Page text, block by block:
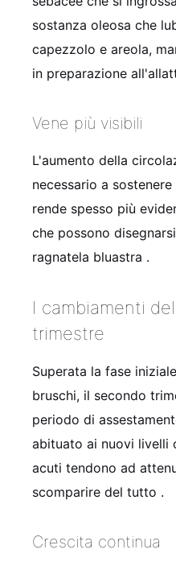
sostanza oleosa che
capezzolo e areola,
in preparazione
Vene più visibili
L'aumento della
necessario a
rende spesso più
che possono
ragnatela bluastra .
I cambiamenti
trimestre
Superata la fase
bruschi, il secondo
periodo di
abituato ai nuovi livelli
acuti tendono ad
scomparire del tutto .
Crescita continua